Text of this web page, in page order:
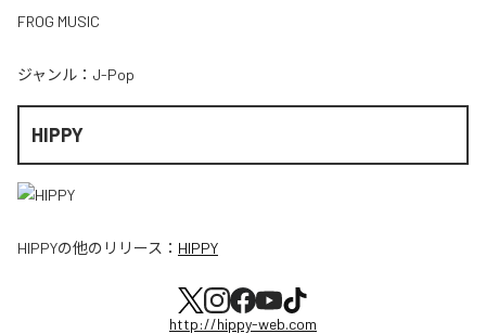
FROG MUSIC
ジャンル： J-Pop
HIPPY
HIPPYの他のリリース： HIPPY
http://hippy-web.com